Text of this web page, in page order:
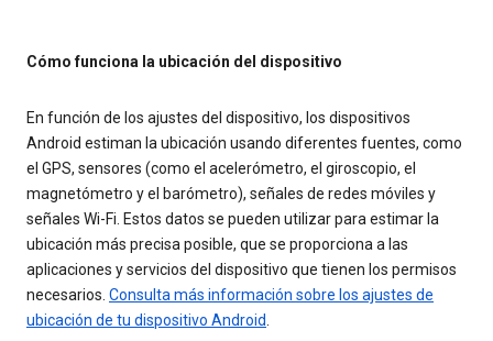
Cómo funciona la ubicación del dispositivo
En función de los ajustes del dispositivo, los dispositivos
Android estiman la ubicación usando diferentes fuentes, como
el GPS, sensores (como el acelerómetro, el giroscopio, el
magnetómetro y el barómetro), señales de redes móviles y
señales Wi-Fi. Estos datos se pueden utilizar para estimar la
ubicación más precisa posible, que se proporciona a las
aplicaciones y servicios del dispositivo que tienen los permisos
necesarios. Consulta más información sobre los ajustes de
ubicación de tu dispositivo Android